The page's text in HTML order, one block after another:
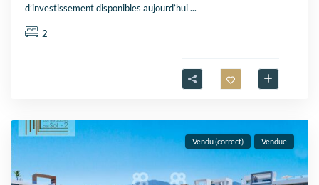
d’investissement disponibles aujourd’hui...
2
Vendu (correct) Vendue